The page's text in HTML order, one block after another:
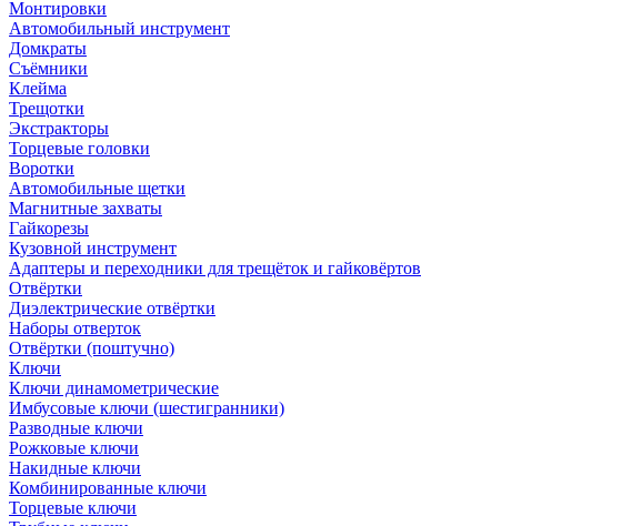
Монтировки
Автомобильный инструмент
Домкраты
Съёмники
Клейма
Трещотки
Экстракторы
Торцевые головки
Воротки
Автомобильные щетки
Магнитные захваты
Гайкорезы
Кузовной инструмент
Адаптеры и переходники для трещёток и гайковёртов
Отвёртки
Диэлектрические отвёртки
Наборы отверток
Отвёртки (поштучно)
Ключи
Ключи динамометрические
Имбусовые ключи (шестигранники)
Разводные ключи
Рожковые ключи
Накидные ключи
Комбинированные ключи
Торцевые ключи